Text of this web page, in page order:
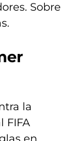
Sobre
la
FIFA